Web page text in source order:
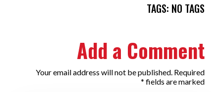
TAGS: NO TAGS
Add a Comment
Your email address will not be published. Required
fields are marked *